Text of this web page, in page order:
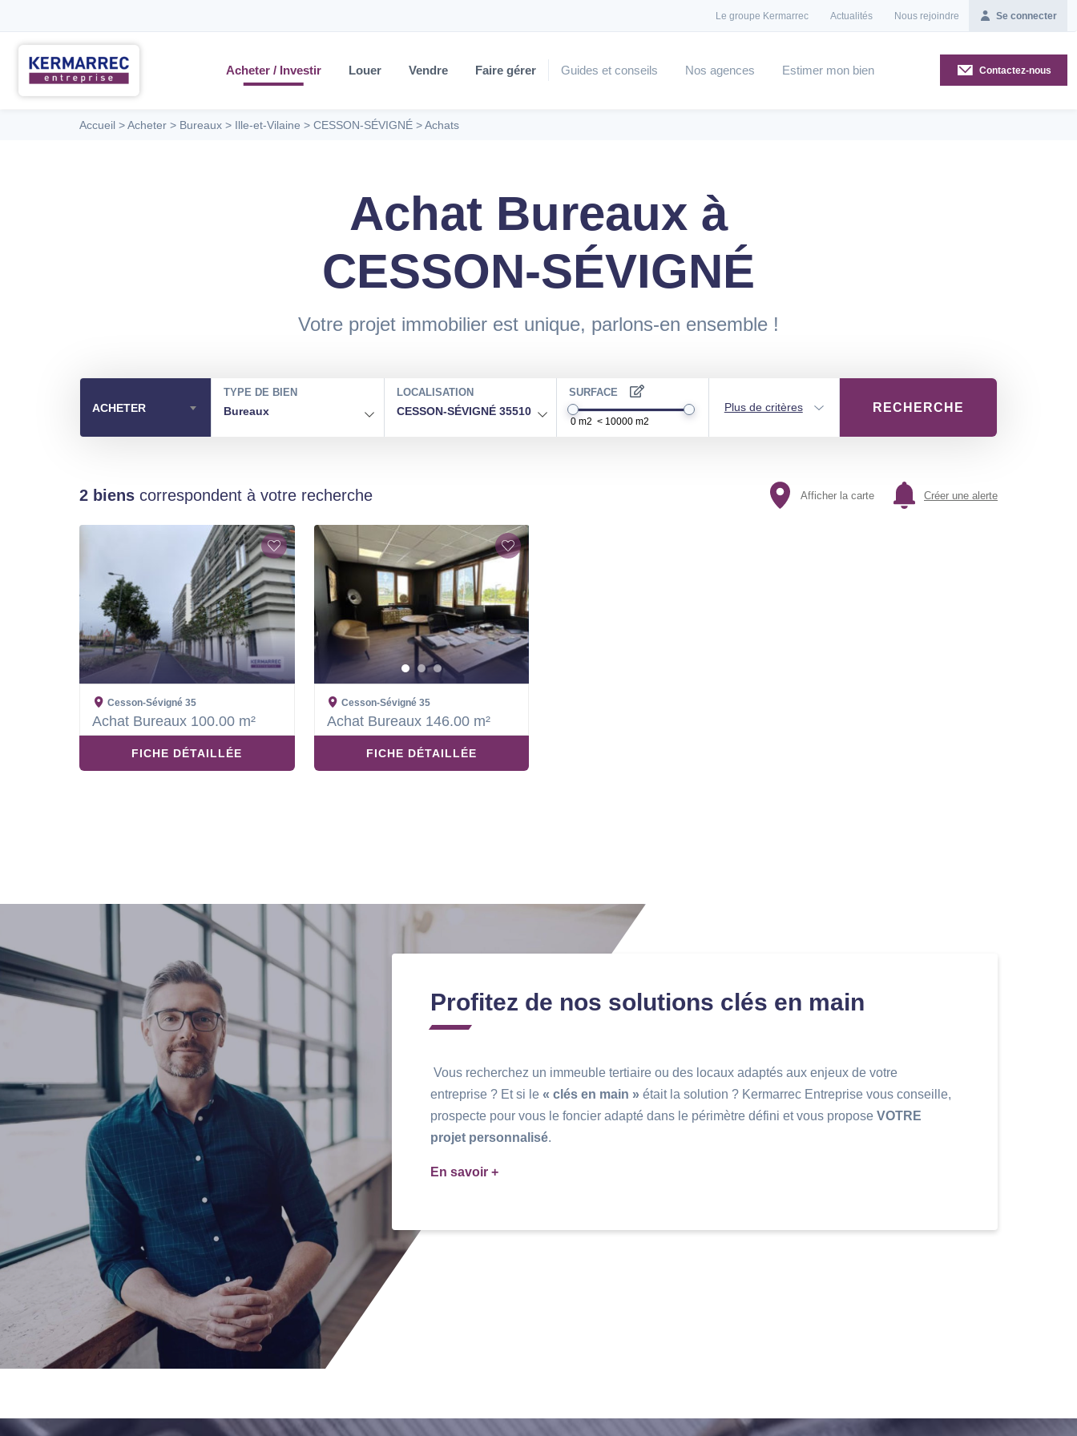
Le groupe Kermarrec Actualités Nous rejoindre Se connecter
Acheter / Investir Louer Vendre Faire gérer Guides et conseils Nos agences Estimer mon bien Contactez-nous
Accueil >Acheter > Bureaux > Ille-et-Vilaine > CESSON-SÉVIGNÉ >Achats
Achat Bureaux à
CESSON-SÉVIGNÉ
Votre projet immobilier est unique, parlons-en ensemble !
ACHETER
TYPE DE BIEN
Bureaux
LOCALISATION
CESSON-SÉVIGNÉ 35510
SURFACE
Plus de critères RECHERCHE
2 biens correspondent à votre recherche Afficher la carte Créer une alerte
Cesson-Sévigné 35
Achat Bureaux 100.00 m²
FICHE DÉTAILLÉE
Cesson-Sévigné35
Achat Bureaux 146.00 m²
FICHE DÉTAILLÉE
Profitez de nos solutions clés en main
Vous recherchez un immeuble tertiaire ou des locaux adaptés aux enjeux de votre
entreprise ? Et si le « clés en main » était la solution ? Kermarrec Entreprise vous conseille,
prospecte pour vous le foncier adapté dans le périmètre défini et vous propose VOTRE
projet personnalisé.
En savoir +